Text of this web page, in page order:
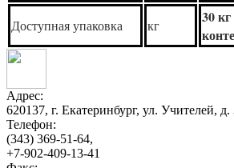
Доступная упаковка кг
30
Адрес:
620137, г. Екатеринбург, ул. Учителей,
Телефон:
(343) 369-51-64,
+7-902-409-13-41